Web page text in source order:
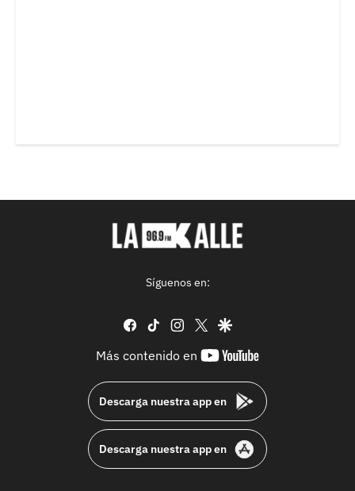
Síguenos en:
facebook
tiktok instagram
twittergoogle
Más contenido en
youtube-
Descarga nuestra app en
Descarga nuestra app en